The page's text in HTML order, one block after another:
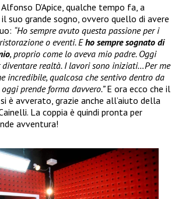
D’Apice, qualche tempo fa, a
suo grande sogno, ovvero quello di avere
“Ho sempre avuto questa passione per i
o eventi. Eho sempre sognato di
, proprio come lo aveva mio padre. Oggi
diventare realtà. I lavori sono iniziati…Per me
incredibile, qualcosa che sentivo dentro da
prende forma davvero.”E ora ecco che il
è avverato, grazie anche all’aiuto della
La coppia è quindi pronta per
avventura!